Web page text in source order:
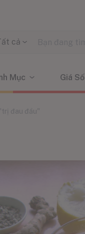
cả
Mục Giá